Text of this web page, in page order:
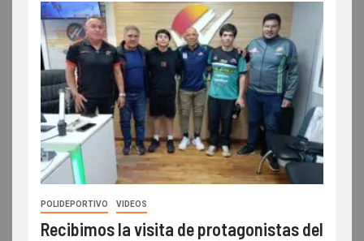
POLIDEPORTIVO VIDEOS
Recibimos la visita de protagonistas del